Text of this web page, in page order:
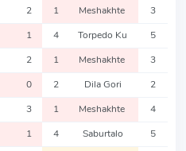
2 1 Meshakhte 3
1 4 Torpedo Ku 5
2 1 Meshakhte 3
0 2 Dila Gori 2
3 1 Meshakhte 4
1 4 Saburtalo 5